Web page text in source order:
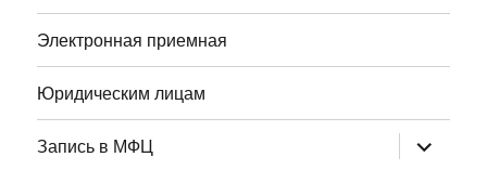
Электронная приемная
Юридическим лицам
Запись в МФЦ раскрыть
дочернее